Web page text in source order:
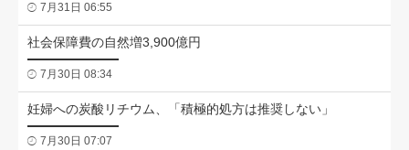
7月31日 06:55
社会保障費の自然増3,900億円
7月30日 08:34
妊婦への炭酸リチウム、「積極的処方は推奨しない」
7月30日 07:07